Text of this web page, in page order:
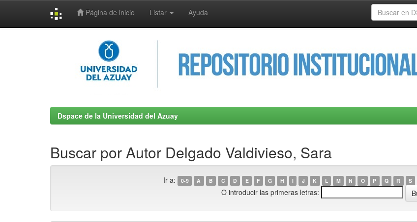
Página de inicio Listar Ayuda
Dspace de la Universidad del Azuay
Buscar por Autor Delgado Valdivieso, Sara
Ir a: 0-9 A B C D E F G H I J K L M N O P Q R S
O introducir las primeras letras: